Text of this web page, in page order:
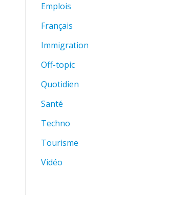
Emplois
Français
Immigration
Off-topic
Quotidien
Santé
Techno
Tourisme
Vidéo